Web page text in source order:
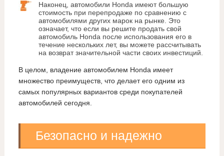
Наконец, автомобили Honda имеют большую
стоимость при перепродаже по сравнению с
автомобилями других марок на рынке. Это
означает, что если вы решите продать свой
автомобиль Honda после использования его в
течение нескольких лет, вы можете рассчитывать
на возврат значительной части своих инвестиций.
В целом, владение автомобилем Honda имеет
множество преимуществ, что делает его одним из
самых популярных вариантов среди покупателей
автомобилей сегодня.
Безопасно и надежно